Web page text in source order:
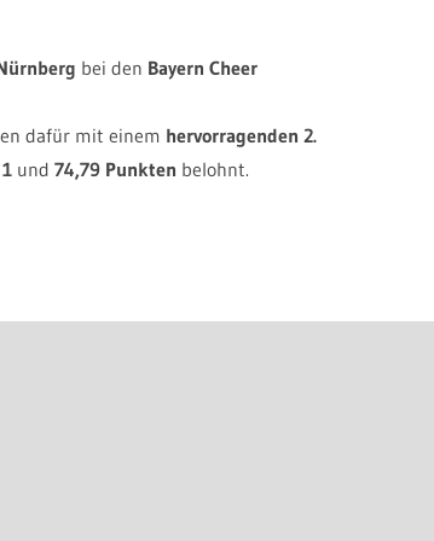
bei den Bayern Cheer
dafür mit einem hervorragenden 2.
und74,79 Punkten belohnt.